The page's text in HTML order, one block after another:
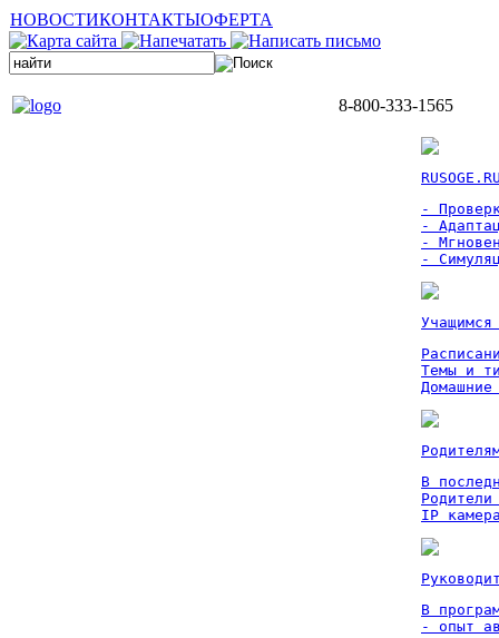
НОВОСТИКОНТАКТЫОФЕРТА
8-800-333-1565
-
-
-
-
Темы и
Домашние
В
IP
В
- опыт